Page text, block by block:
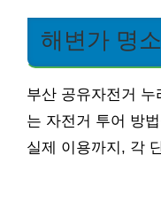
해변가 명
부산 공유자전거 누
는 자전거 투어 방
실제 이용까지, 각